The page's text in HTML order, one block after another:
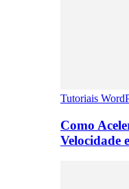
Tutoriais
Como
Velocidade